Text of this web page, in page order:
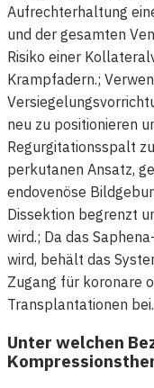
Aufrechterhaltung
und der gesamten
Risiko einer
Krampfadern.;
neu zu positionieren
Regurgitationsspalt
perkutanen Ansatz,
endovenöse
Dissektion begrenzt
wird.; Da das
wird, behält das
Zugang für koronare
Transplantationen bei.
Unter welchen